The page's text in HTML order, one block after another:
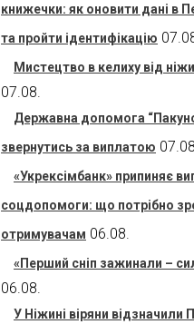
книжечки: як оновити дані в
та пройти ідентифікацію
Мистецтво в келиху від
07.08.
Державна допомога
звернутись за виплатою 07.08.
«Укрексімбанк» припиняє
соцдопомоги: що потрібно
отримувачам 06.08.
«Перший сніп зажинали –
06.08.
У Ніжині віряни відзначили